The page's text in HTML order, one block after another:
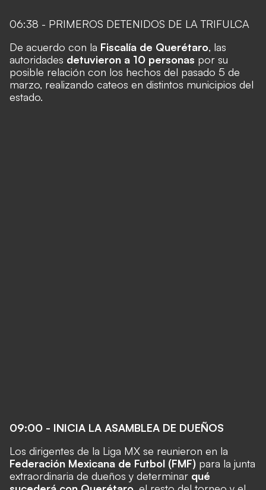
06:38 - PRIMEROS DETENIDOS DE LA TRIFULCA
De acuerdo con la Fiscalía de Querétaro, las
autoridades detuvieron a 10 personas por su
posible relación con los hechos del pasado 5 de
marzo, realizando cateos en distintos municipios del
estado.
09:00 - INICIA LA ASAMBLEA DE DUEÑOS
Los dirigentes de la Liga MX se reunieron en la
Federación Mexicana de Futbol (FMF) para la junta
extraordinaria de dueños y determinar qué